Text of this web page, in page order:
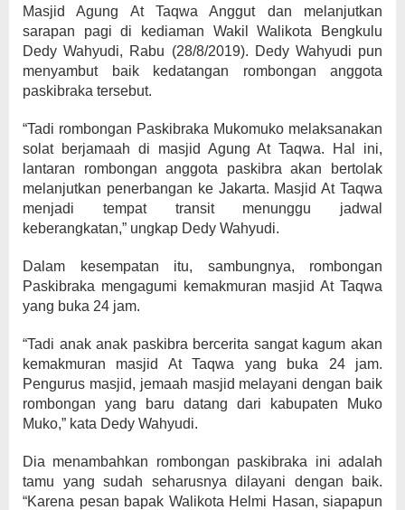
Masjid Agung At Taqwa Anggut dan melanjutkan
sarapan pagi di kediaman Wakil Walikota Bengkulu
Dedy Wahyudi, Rabu (28/8/2019). Dedy Wahyudi pun
menyambut baik kedatangan rombongan anggota
paskibraka tersebut.
“Tadi rombongan Paskibraka Mukomuko melaksanakan
solat berjamaah di masjid Agung At Taqwa. Hal ini,
lantaran rombongan anggota paskibra akan bertolak
melanjutkan penerbangan ke Jakarta. Masjid At Taqwa
menjadi tempat transit menunggu jadwal
keberangkatan,” ungkap Dedy Wahyudi.
Dalam kesempatan itu, sambungnya, rombongan
Paskibraka mengagumi kemakmuran masjid At Taqwa
yang buka 24 jam.
“Tadi anak anak paskibra bercerita sangat kagum akan
kemakmuran masjid At Taqwa yang buka 24 jam.
Pengurus masjid, jemaah masjid melayani dengan baik
rombongan yang baru datang dari kabupaten Muko
Muko,” kata Dedy Wahyudi.
Dia menambahkan rombongan paskibraka ini adalah
tamu yang sudah seharusnya dilayani dengan baik.
“Karena pesan bapak Walikota Helmi Hasan, siapapun